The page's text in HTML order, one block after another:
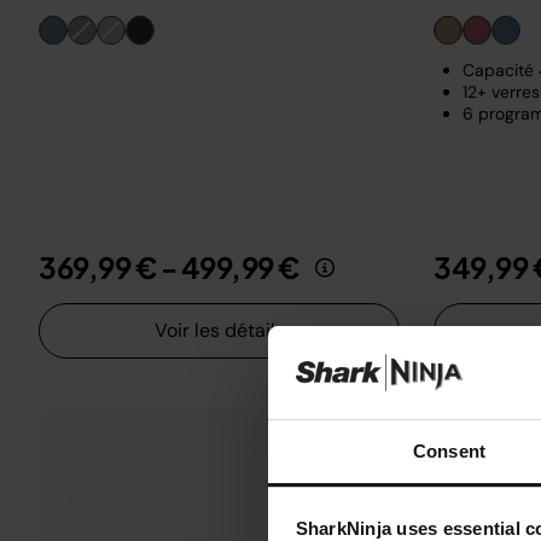
Consent
SharkNinja uses essential
369,99 € - 499,99 €
Voir les détails
Capacité
12+
6
349,99